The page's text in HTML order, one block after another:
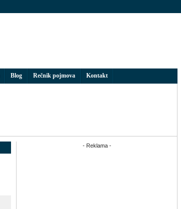
Blog Rečnik pojmova Kontakt
- Reklama -